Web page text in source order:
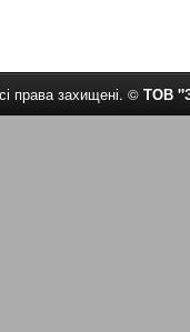
права захищені. © ТОВ